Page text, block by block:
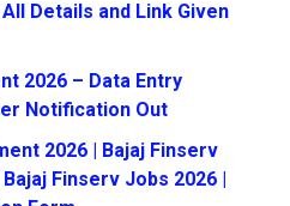
Details and Link Given
2026 – Data Entry
Notification Out
2026 | Bajaj Finserv
Finserv Jobs 2026 |